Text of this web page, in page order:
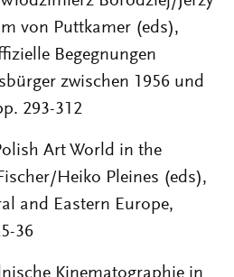
von Puttkamer (eds),
Begegnungen
zwischen 1956 und
293-312
Art World in the
Heiko Pleines (eds),
and Eastern Europe,
36
Kinematographie in